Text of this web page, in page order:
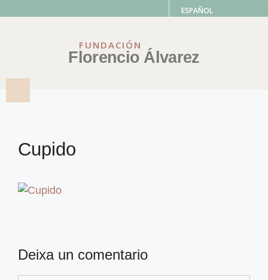
ESPAÑOL
FUNDACIÓN
Florencio Álvarez
Cupido
Deixa un comentario